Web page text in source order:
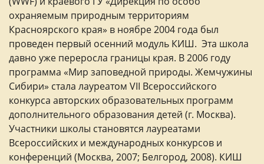
охраняемым природным территориям
Красноярского края» в ноябре 2004 года был
проведен первый осенний модуль КИШ. Эта школа
давно уже переросла границы края. В 2006 году
программа «Мир заповедной природы. Жемчужины
Сибири» стала лауреатом VII Всероссийского
конкурса авторских образовательных программ
дополнительного образования детей (г. Москва).
Участники школы становятся лауреатами
Всероссийских и международных конкурсов и
конференций (Москва, 2007; Белгород, 2008). КИШ